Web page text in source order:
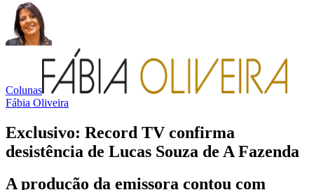
Colunas
Fábia Oliveira
Exclusivo: Record TV confirma
desistência de Lucas Souza de A Fazenda
A produção da emissora contou com